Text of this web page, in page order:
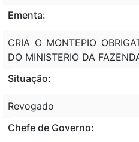
Ementa:
CRIA O MONTEPIO
DO MINISTERIO DA
Situação:
Revogado
Chefe de Governo: